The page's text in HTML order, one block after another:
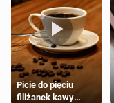
Picie do pięciu
filiżanek kawy